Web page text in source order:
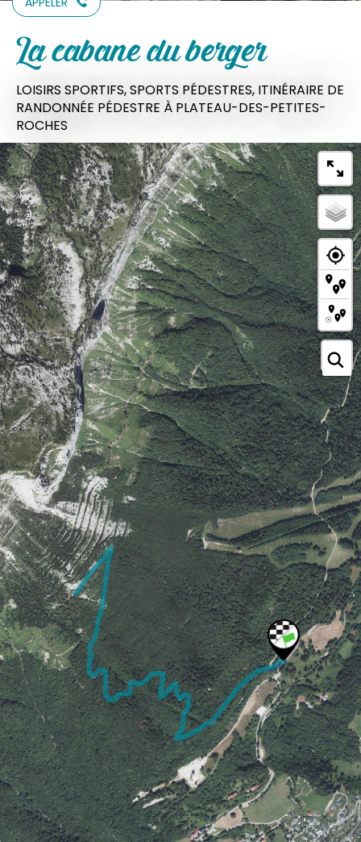
La cabane du berger
LOISIRS SPORTIFS,SPORTS PÉDESTRES, ITINÉRAIRE DE
RANDONNÉE PÉDESTRE À PLATEAU-DES-PETITES-
ROCHES